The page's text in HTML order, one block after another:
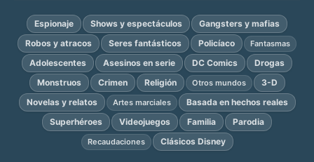
Espionaje Shows y espectáculos
Gangsters y mafias
Robos y atracos
Seres fantásticos Policíaco Fantasmas
Adolescentes Asesinos en serie DC Comics
Drogas
Monstruos
Crimen Religión Otros mundos
3-D
Novelas y relatos
Artes marciales
Basada en hechos reales
Superhéroes
Videojuegos Familia Parodia
Recaudaciones Clásicos Disney